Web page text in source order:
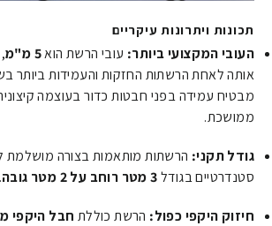
תכונות ויתרונות עיקריים
העובי המקצועי ביותר: עובי הרשת הוא5 מ"מ
אותה לאחת הרשתות החזקות והעמידות ביותר
מבטיח עמידה בפני חבטות כדור בעוצמה
ממושכת.
גודל תקני: הרשתות מותאמות בצורה מושלמת
סטנדרטיים בגודל3 מטר רוחב על 2 מטר גובה .
חיזוק היקפי כפול: הרשת כוללת חבל היקפי